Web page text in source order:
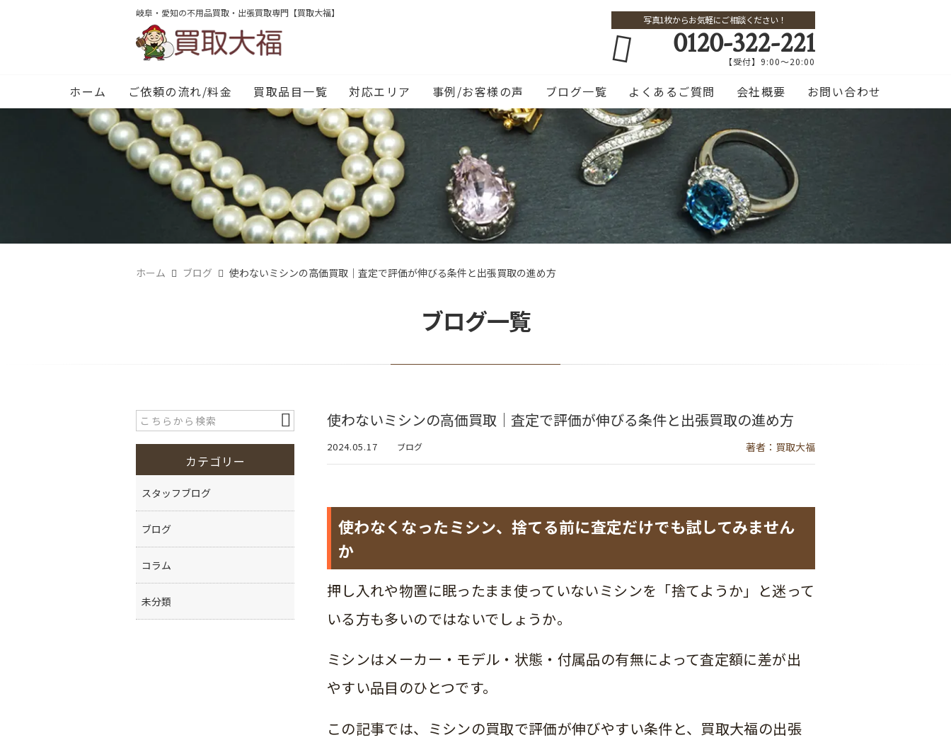
岐阜・愛知の不用品買取・出張買取専門【買取大福】
写真1枚からお気軽にご相談ください！
0120-322-221
【受付】9:00～20:00
ホーム ご依頼の流れ/料金 買取品目一覧 対応エリア 事例/お客様の声 ブログ一覧 よくあるご質問 会社概要 お問い合わせ
ホーム ブログ 使わないミシンの高価買取｜査定で評価が伸びる条件と出張買取の進め方
ブログ一覧
使わないミシンの高価買取｜査定で評価が伸びる条件と出張買取の進め方
2024.05.17 ブログ 著者：買取大福
使わなくなったミシン、捨てる前に査定だけでも試してみません
か
押し入れや物置に眠ったまま使っていないミシンを「捨てようか」と迷って
いる方も多いのではないでしょうか。
ミシンはメーカー・モデル・状態・付属品の有無によって査定額に差が出
やすい品目のひとつです。
この記事では、ミシンの買取で評価が伸びやすい条件と、買取大福の出張
カテゴリー
スタッフブログ
ブログ
コラム
未分類